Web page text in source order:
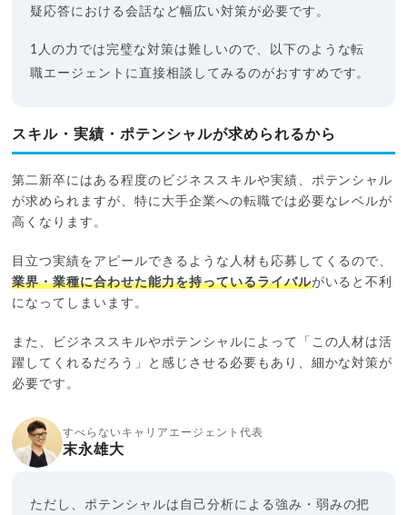
疑応答における会話など幅広い対策が必要です。
1人の力では完璧な対策は難しいので、以下のような転
職エージェントに直接相談してみるのがおすすめです。
スキル・実績・ポテンシャルが求められるから
第二新卒にはある程度のビジネススキルや実績、ポテンシャル
が求められますが、特に大手企業への転職では必要なレベルが
高くなります。
目立つ実績をアピールできるような人材も応募してくるので、
業界・業種に合わせた能力を持っているライバルがいると不利
になってしまいます。
また、ビジネススキルやポテンシャルによって「この人材は活
躍してくれるだろう」と感じさせる必要もあり、細かな対策が
必要です。
すべらないキャリアエージェント代表
末永雄大
ただし、ポテンシャルは自己分析による強み・弱みの把